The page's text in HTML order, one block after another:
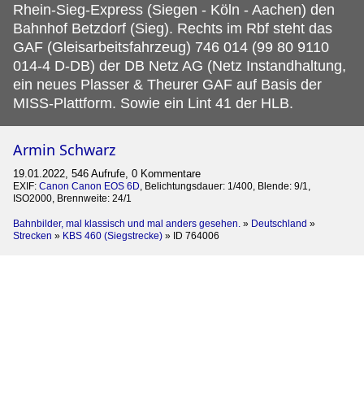
Rhein-Sieg-Express (Siegen - Köln - Aachen) den
Bahnhof Betzdorf (Sieg). Rechts im Rbf steht das
GAF (Gleisarbeitsfahrzeug) 746 014 (99 80 9110
014-4 D-DB) der DB Netz AG (Netz Instandhaltung,
ein neues Plasser & Theurer GAF auf Basis der
MISS-Plattform. Sowie ein Lint 41 der HLB.
Armin Schwarz
19.01.2022, 546 Aufrufe, 0 Kommentare
EXIF: Canon Canon EOS 6D, Belichtungsdauer: 1/400, Blende: 9/1,
ISO2000, Brennweite: 24/1
Bahnbilder, mal klassisch und mal anders gesehen. » Deutschland »
Strecken » KBS 460 (Siegstrecke) » ID 764006